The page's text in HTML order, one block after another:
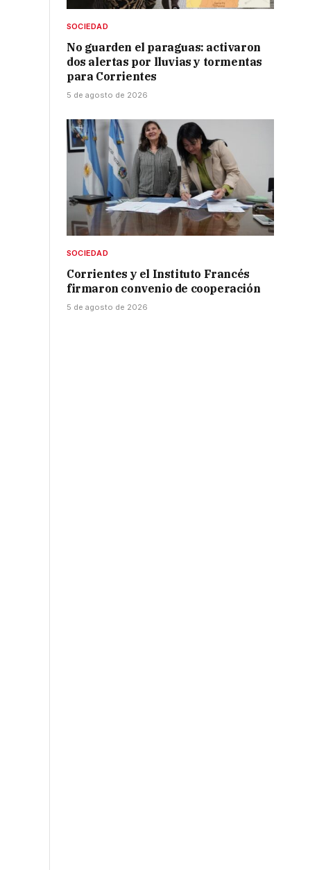
SOCIEDAD
No guarden el paraguas: activaron
dos alertas por lluvias y tormentas
para Corrientes
5 de agosto de 2026
SOCIEDAD
Corrientes y el Instituto Francés
firmaron convenio de cooperación
5 de agosto de 2026